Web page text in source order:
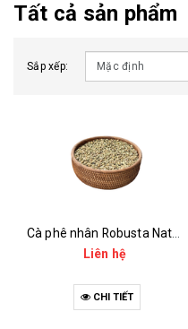
Tất cả sản phẩm
Sắp xếp:
Liên hệ
CHI TIẾT